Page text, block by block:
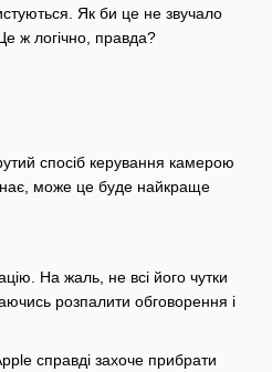
Як би це не звучало
ж логічно, правда?
спосіб керування камерою
може це буде найкраще
На жаль, не всі його чутки
розпалити обговорення і
справді захоче прибрати